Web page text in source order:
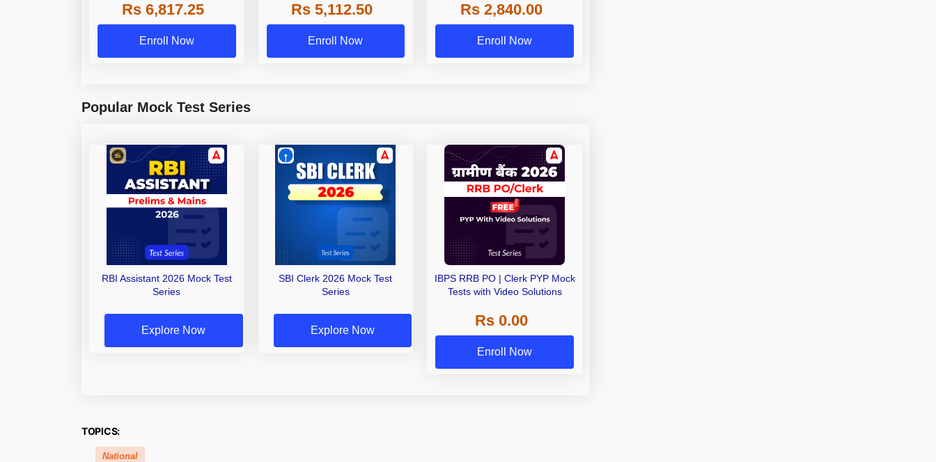
Rs 6,817.25
Enroll Now
Other Grade A & Grade B Bank
Exams
Rs 5,112.50
Enroll Now
Rs 2,840.00
Enroll Now
Popular Mock Test Series
RBI Assistant 2026 Mock Test
Series
Explore Now
SBI Clerk 2026 Mock Test
Series
Explore Now
IBPS RRB PO | Clerk PYP Mock
Tests with Video Solutions
Rs 0.00
Enroll Now
TOPICS:
National